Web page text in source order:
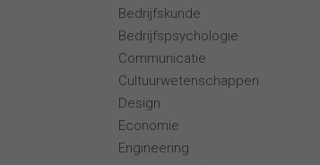
Bedrijfskunde
Bedrijfspsychologie
Communicatie
Cultuurwetenschappen
Design
Economie
Engineering